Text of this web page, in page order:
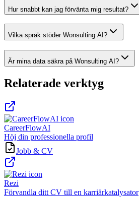
Hur snabbt kan jag förvänta mig resultat?
Vilka språk stöder Wonsulting AI?
Är mina data säkra på Wonsulting AI?
Relaterade verktyg
CareerFlowAI
Höj din professionella profil
Jobb & CV
Rezi
Förvandla ditt CV till en karriärkatalysator